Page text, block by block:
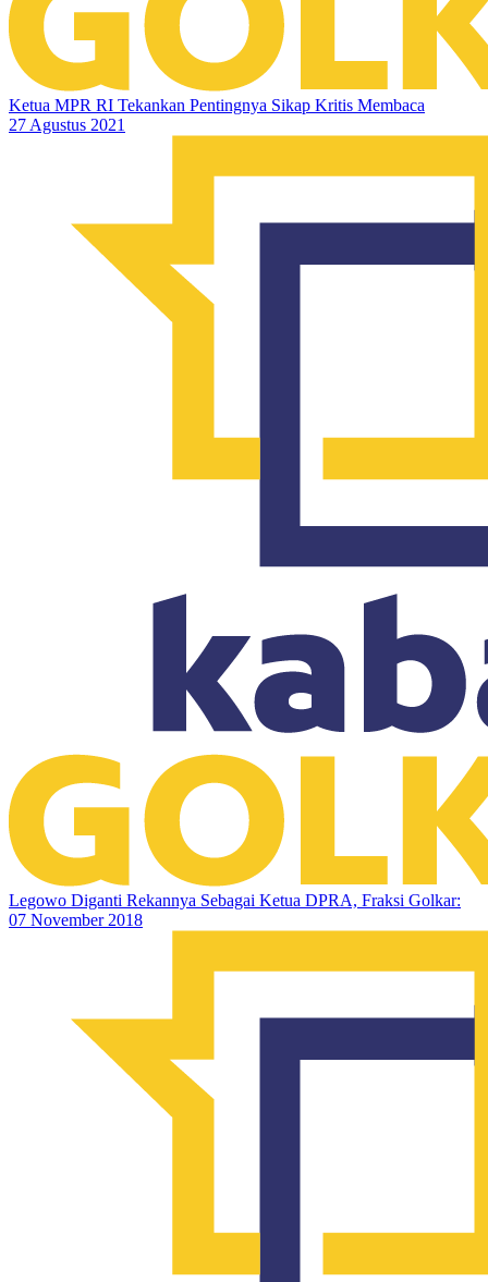
Ketua MPR RI Tekankan Pentingnya Sikap Kritis Membaca
27 Agustus 2021
Legowo Diganti Rekannya Sebagai Ketua DPRA, Fraksi Golkar:
07 November 2018